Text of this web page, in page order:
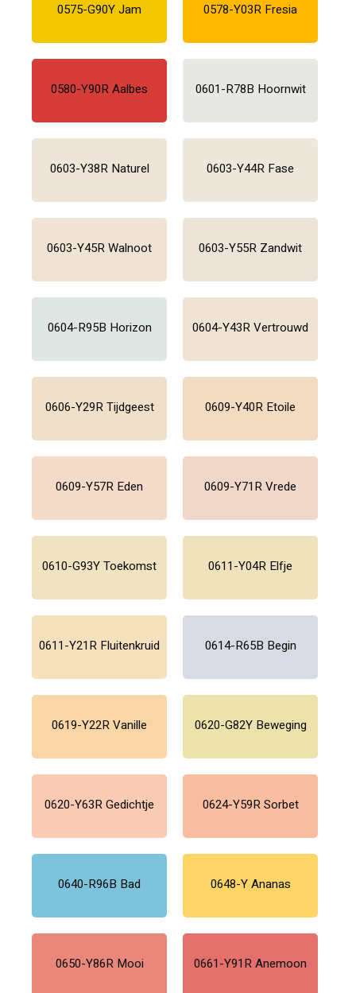
0575-G90Y Jam 0578-Y03R Fresia
0580-Y90R Aalbes 0601-R78B Hoornwit
0603-Y38R Naturel 0603-Y44R Fase
0603-Y45R Walnoot 0603-Y55R Zandwit
0604-R95B Horizon 0604-Y43R Vertrouwd
0606-Y29R Tijdgeest 0609-Y40R Etoile
0609-Y57R Eden 0609-Y71R Vrede
0610-G93Y Toekomst 0611-Y04R Elfje
0611-Y21R Fluitenkruid 0614-R65B Begin
0619-Y22R Vanille 0620-G82Y Beweging
0620-Y63R Gedichtje 0624-Y59R Sorbet
0640-R96B Bad 0648-Y Ananas
0650-Y86R Mooi 0661-Y91R Anemoon